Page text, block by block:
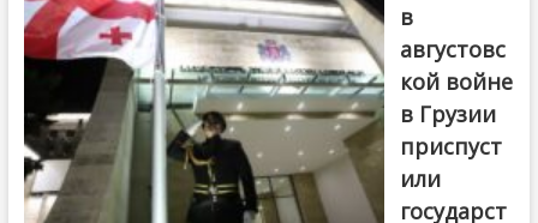
в
августовс
кой войне
в Грузии
приспуст
или
государст